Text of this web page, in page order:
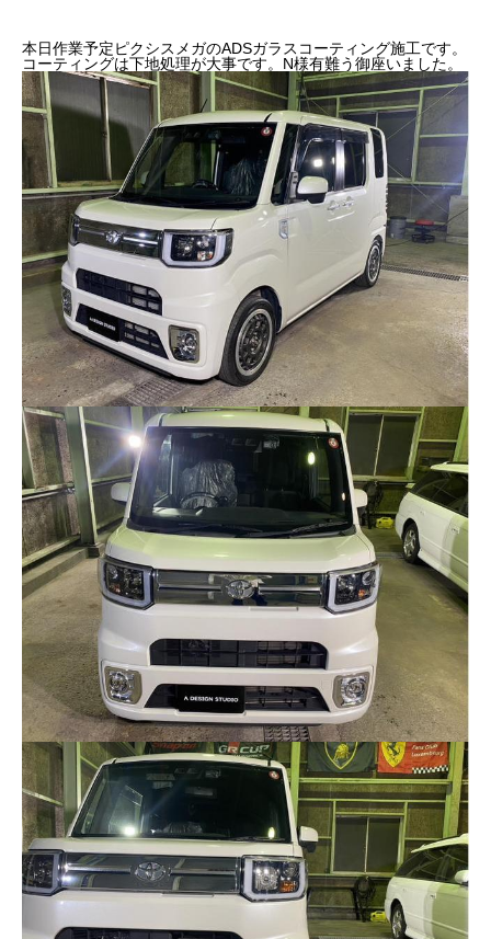
本日作業予定ピクシスメガのADSガラスコーティング施工です。
コーティングは下地処理が大事です。N様有難う御座いました。